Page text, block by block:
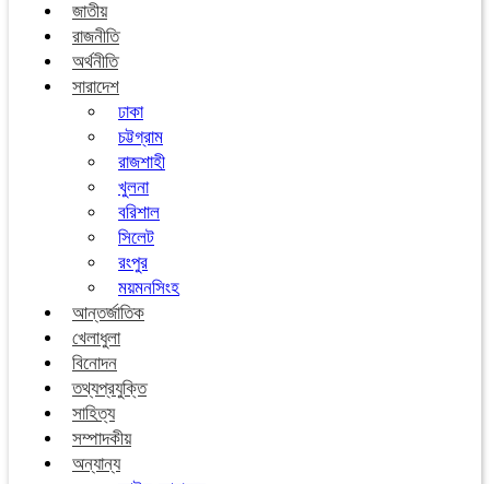
জাতীয়
রাজনীতি
অর্থনীতি
সারাদেশ
ঢাকা
চট্টগ্রাম
রাজশাহী
খুলনা
বরিশাল
সিলেট
রংপুর
ময়মনসিংহ
আন্তর্জাতিক
খেলাধুলা
বিনোদন
তথ্যপ্রযুক্তি
সাহিত্য
সম্পাদকীয়
অন্যান্য